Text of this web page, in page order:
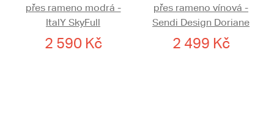
přes rameno modrá -
ItalY SkyFull
2 590 Kč
přes rameno vínová -
Sendi Design Doriane
2 499 Kč